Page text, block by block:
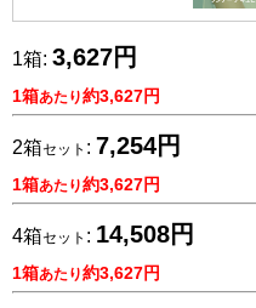
1箱: 3,627円
1箱あたり約3,627円
2箱セット : 7,254円
1箱あたり約3,627円
4箱セット : 14,508円
1箱あたり約3,627円